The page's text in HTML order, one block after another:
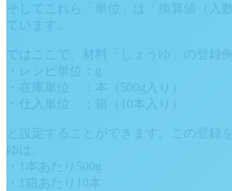
そしてこれら「単位」は「換算値（入
ています。
ではここで、材料「しょうゆ」の登録
・レシピ単位：g
・在庫単位 ：本（500g入り）
・仕入単位 ：箱（10本入り）
と設定することができます。この登録
ゆは、
・1本あたり500g
・1箱あたり10本